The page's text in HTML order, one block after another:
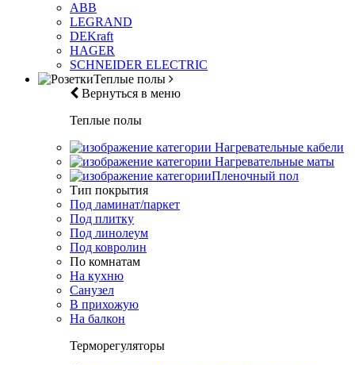
ABB
LEGRAND
DEKraft
HAGER
SCHNEIDER ELECTRIC
Теплые полы
Вернуться в меню
Теплые полы
Нагревательные кабели
Нагревательные маты
Пленочный пол
Тип покрытия
Под ламинат/паркет
Под плитку
Под линолеум
Под ковролин
По комнатам
На кухню
Санузел
В прихожую
На балкон
Терморегуляторы